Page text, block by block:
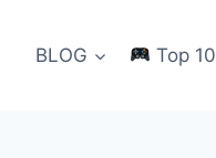
BLOG Top